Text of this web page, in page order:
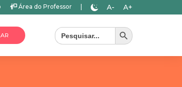
Área do Professor A- A+
Search
for:
Search Button